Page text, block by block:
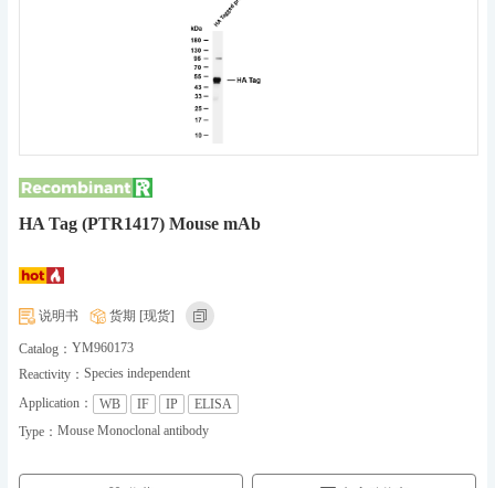
HA Tag (PTR1417) Mouse mAb
说明书 货期 [现货]
Catalog： YM960173
Reactivity： Species independent
Application：
WB IF IP
ELISA
Type： Mouse Monoclonal antibody